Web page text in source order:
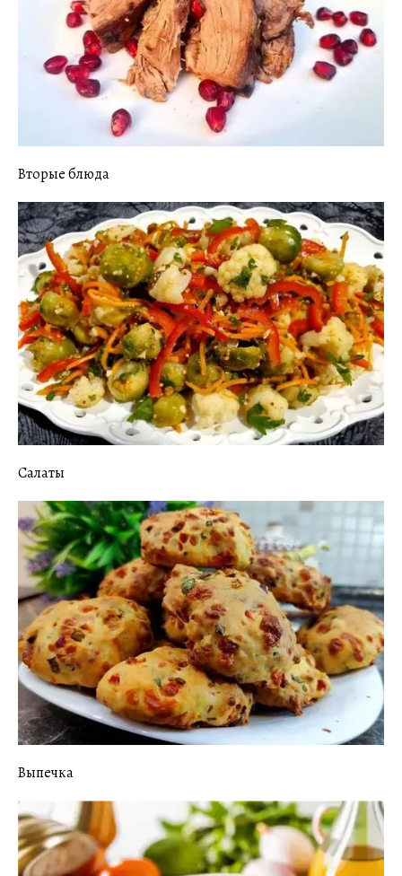
Вторые блюда
Салаты
Выпечка